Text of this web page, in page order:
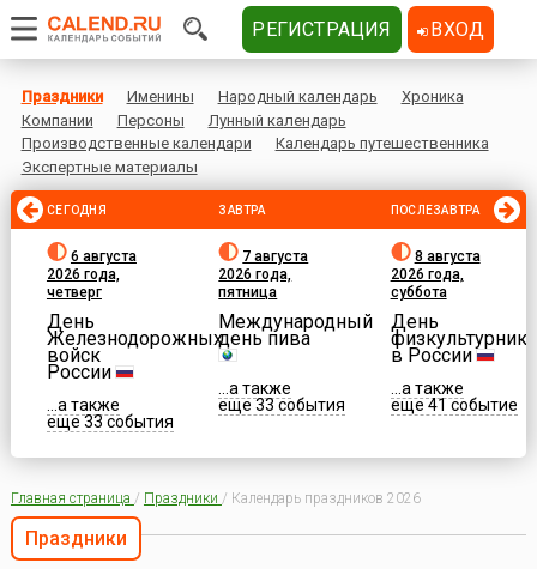
Праздники Именины Народный календарь
Хроника
Компании
Персоны
Лунный календарь
Производственные календари
Календарь путешественника
Экспертные материалы
СЕГОДНЯ
6 августа
2026 года,
четверг
День
Железнодорожных
войск
России
...а также
еще 33 события
ЗАВТРА
7 августа
2026 года,
пятница
Международный
день пива
...а также
еще 33 события
ПОСЛЕЗАВТРА
8 августа
2026 года,
суббота
День
физкультурника
в России
...а также
еще 41 событие
Главная страница / Праздники / Календарь праздников 2026
Праздники
РЕГИСТРАЦИЯ ВХОД